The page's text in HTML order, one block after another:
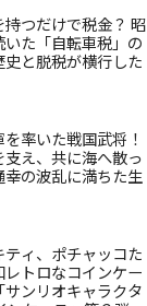
持つだけで税金？ 昭
いた「自転車税」の
史と脱税が横行した
率いた戦国武将！
え、共に海へ散っ
幸の波乱に満ちた生
ティ、ポチャッコた
レトロなコインケー
サンリオキャラクタ